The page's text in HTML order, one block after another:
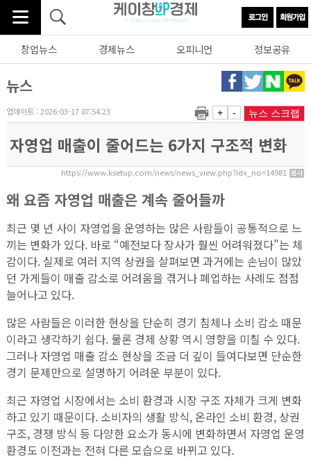
창업뉴스 경제뉴스 오피니언 정보공유
뉴스
업데이트 : 2026-03-17 07:54:23 + - 뉴스 스크랩
자영업 매출이 줄어드는 6가지 구조적 변화
https://www.ksetup.com/news/news_view.php?idx_no=14981
왜 요즘 자영업 매출은 계속 줄어들까
최근 몇 년 사이 자영업을 운영하는 많은 사람들이 공통적으로 느
끼는 변화가 있다. 바로 “예전보다 장사가 훨씬 어려워졌다”는 체
감이다. 실제로 여러 지역 상권을 살펴보면 과거에는 손님이 많았
던 가게들이 매출 감소로 어려움을 겪거나 폐업하는 사례도 점점
늘어나고 있다.
많은 사람들은 이러한 현상을 단순히 경기 침체나 소비 감소 때문
이라고 생각하기 쉽다. 물론 경제 상황 역시 영향을 미칠 수 있다.
그러나 자영업 매출 감소 현상을 조금 더 깊이 들여다보면 단순한
경기 문제만으로 설명하기 어려운 부분이 있다.
최근 자영업 시장에서는 소비 환경과 시장 구조 자체가 크게 변화
하고 있기 때문이다. 소비자의 생활 방식, 온라인 소비 환경, 상권
구조, 경쟁 방식 등 다양한 요소가 동시에 변화하면서 자영업 운영
환경도 이전과는 전혀 다른 모습으로 바뀌고 있다.